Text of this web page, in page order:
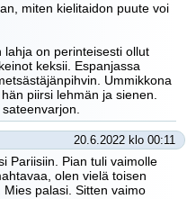
miten kielitaidon puute voi
lahja on perinteisesti ollut
keksii. Espanjassa
Ummikkona
piirsi lehmän ja sienen.
20.6.2022 klo 00:11
Pariisiin. Pian tuli vaimolle
olen vielä toisen
palasi. Sitten vaimo